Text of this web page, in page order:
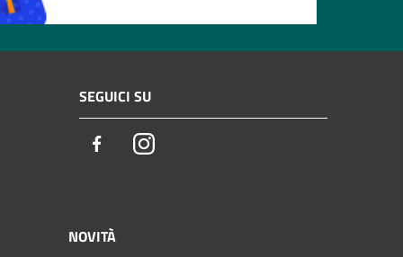
SEGUICI SU
FacebookInstagram
NOVITÀ